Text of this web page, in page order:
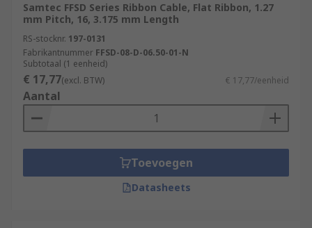
Samtec FFSD Series Ribbon Cable, Flat Ribbon, 1.27
mm Pitch, 16, 3.175 mm Length
RS-stocknr. 197-0131
Fabrikantnummer FFSD-08-D-06.50-01-N
Subtotaal (1 eenheid)
€ 17,77(excl. BTW) € 17,77/eenheid
Aantal
Toevoegen
Datasheets